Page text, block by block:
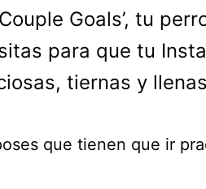
Goals’, tu
para que tu
tiernas y
que tienen que ir